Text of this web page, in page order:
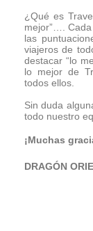
¿Qué es
mejor”…. Cada
las
viajeros de
destacar “lo
lo mejor de
todos ellos.
Sin duda
todo nuestro
¡Muchas
DRAGÓN